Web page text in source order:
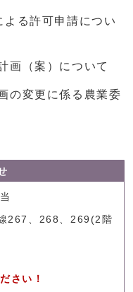
る許可申請につい
画（案）について
の変更に係る農業委
267、268、269(2階
さい！